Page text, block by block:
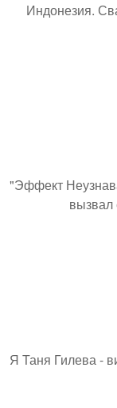
Индонезия.
"Эффект
вызвал
Я Таня Гилева -